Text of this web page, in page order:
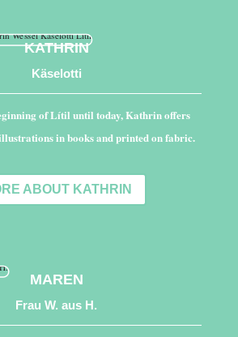
KATHRIN
Käselotti
of Lítil until today, Kathrin offers
in books and printed on fabric.
ABOUT KATHRIN
MAREN
Frau W. aus H.